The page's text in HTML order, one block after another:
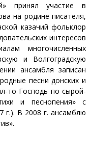
принял участие в
на родине писателя,
казачий фольклор
интересов
многочисленных
и Волгоградскую
ансамбля записан
песни донских и
то Господь по сырой-
и песнопения» с
г.). В 2008 г. ансамблю